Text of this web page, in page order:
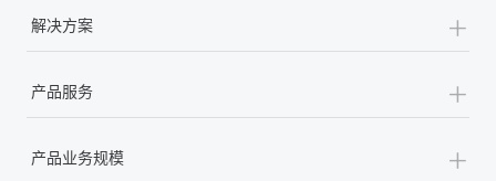
解决方案 +
产品服务 +
产品业务规模 +